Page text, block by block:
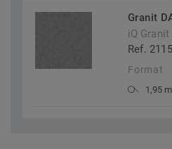
Granit
iQ
Ref.
Format
1,95